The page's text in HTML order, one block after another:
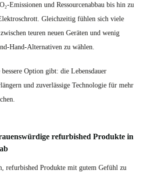
Emissionen und Ressourcenabbau bis hin zu
Gleichzeitig fühlen sich viele
teuren neuen Geräten und wenig
Hand-Alternativen zu wählen.
Option gibt: die Lebensdauer
und zuverlässige Technologie für mehr
refurbished Produkte in
refurbished Produkte mit gutem Gefühl zu